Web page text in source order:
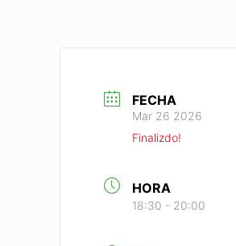
FECHA
Mar 26 2026
Finalizdo!
HORA
18:30 - 20:00